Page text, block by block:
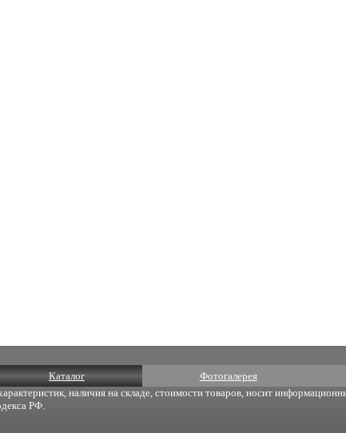
Каталог Фотогалерея
наличия на складе, стоимости товаров, носит
РФ.